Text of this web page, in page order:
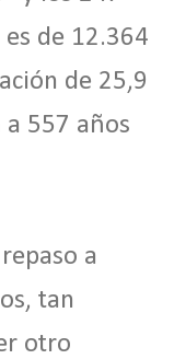
de 12.364
de 25,9
a 557 años
a
tan
otro